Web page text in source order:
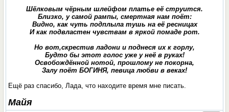
Шёлковым чёрным шлейфом платье её струится.
Близко, у самой рампы, смертная нам поёт:
Видно, как чуть подплыла тушь на её ресницах
И как подвластен чувствам в яркой помаде рот.
Но вот,скрестив ладони и поднеся их к горлу,
Будто бы этот голос уже у неё в руках!
Освобождённой нотой, прошлому не покорна,
Залу поёт БОГИНЯ, певица любви в веках!
Ещё раз спасибо, Лада, что находите время мне писать.
Майя